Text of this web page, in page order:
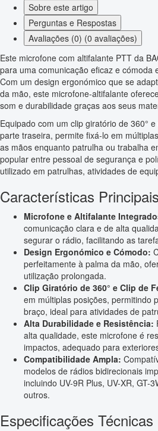
Sobre este artigo
Perguntas e Respostas
Avaliações (0) (0 avaliações)
Este microfone com altifalante PTT da
para uma comunicação eficaz e cómoda
Com um design ergonómico que se
da mão, este microfone-altifalante
som e durabilidade graças aos seus
Equipado com um clip giratório de 360°
parte traseira, permite fixá-lo em
as mãos enquanto patrulha ou trabalha
popular entre pessoal de segurança e
utilizado em patrulhas, atividades de
Características Principais
Microfone e Altifalante
comunicação clara e de alta
segurar o rádio, facilitando as
Design Ergonómico e Cómodo:
perfeitamente à palma da mão,
utilização prolongada.
Clip Giratório de 360° e Clip de
em múltiplas posições, permitindo
braço, ideal para atividades de
Alta Durabilidade e Resistência:
alta qualidade, este microfone é
impactos, adequado para
Compatibilidade Ampla:
modelos de rádios bidirecionais
incluindo UV-9R Plus, UV-XR, GT-
outros.
Especificações Técnicas